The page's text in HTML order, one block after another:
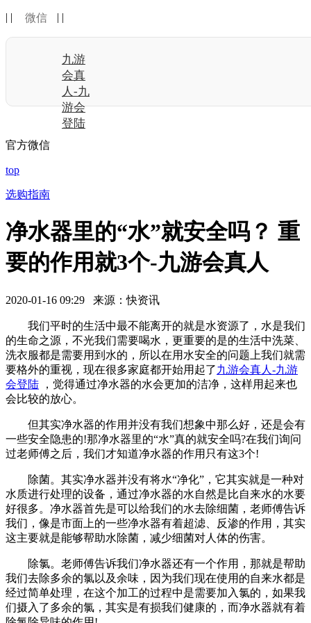
| | 微信 | |
九游
会真
人-九
游会
登陆
官方微信
top
选购指南
净水器里的“水”就安全吗？ 重
要的作用就3个-九游会真人
2020-01-16 09:29 来源：快资讯
我们平时的生活中最不能离开的就是水资源了，水是我们
的生命之源，不光我们需要喝水，更重要的是的生活中洗菜、
洗衣服都是需要用到水的，所以在用水安全的问题上我们就需
要格外的重视，现在很多家庭都开始用起了九游会真人-九游
会登陆 ，觉得通过净水器的水会更加的洁净，这样用起来也
会比较的放心。
但其实净水器的作用并没有我们想象中那么好，还是会有
一些安全隐患的!那净水器里的“水”真的就安全吗?在我们询问
过老师傅之后，我们才知道净水器的作用只有这3个!
除菌。其实净水器并没有将水“净化”，它其实就是一种对
水质进行处理的设备，通过净水器的水自然是比自来水的水要
好很多。净水器首先是可以给我们的水去除细菌，老师傅告诉
我们，像是市面上的一些净水器有着超滤、反渗的作用，其实
这主要就是能够帮助水除菌，减少细菌对人体的伤害。
除氯。老师傅告诉我们净水器还有一个作用，那就是帮助
我们去除多余的氯以及余味，因为我们现在使用的自来水都是
经过简单处理，在这个加工的过程中是需要加入氯的，如果我
们摄入了多余的氯，其实是有损我们健康的，而净水器就有着